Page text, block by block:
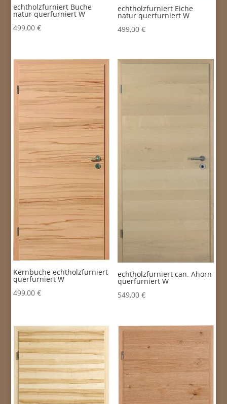
echtholzfurniert Buche
natur querfurniert W
499,00€
echtholzfurniert Eiche
natur querfurniert W
499,00 €
Kernbuche echtholzfurniert
querfurniert W
499,00€
echtholzfurniert can. Ahorn
querfurniert W
549,00 €